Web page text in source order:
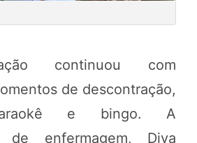
continuou com
de descontração,
e bingo. A
de enfermagem, Diva